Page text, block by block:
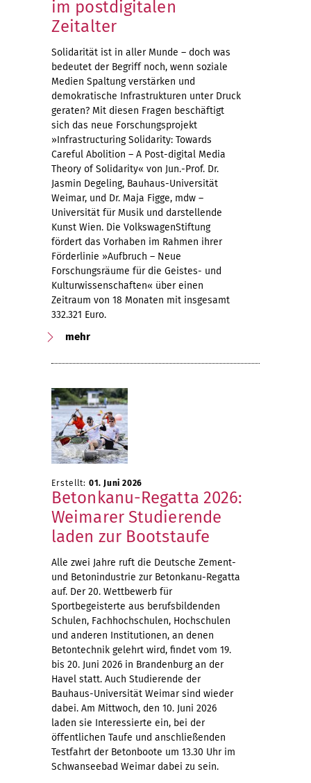
im postdigitalen
Zeitalter
Solidarität ist in aller Munde – doch was
bedeutet der Begriff noch, wenn soziale
Medien Spaltung verstärken und
demokratische Infrastrukturen unter Druck
geraten? Mit diesen Fragen beschäftigt
sich das neue Forschungsprojekt
»Infrastructuring Solidarity: Towards
Careful Abolition – A Post-digital Media
Theory of Solidarity« von Jun.-Prof. Dr.
Jasmin Degeling, Bauhaus-Universität
Weimar, und Dr. Maja Figge, mdw –
Universität für Musik und darstellende
Kunst Wien. Die VolkswagenStiftung
fördert das Vorhaben im Rahmen ihrer
Förderlinie »Aufbruch – Neue
Forschungsräume für die Geistes- und
Kulturwissenschaften« über einen
Zeitraum von 18 Monaten mit insgesamt
332.321 Euro.
mehr
Erstellt: 01. Juni 2026
Betonkanu-Regatta 2026:
Weimarer Studierende
laden zur Bootstaufe
Alle zwei Jahre ruft die Deutsche Zement-
und Betonindustrie zur Betonkanu-Regatta
auf. Der 20. Wettbewerb für
Sportbegeisterte aus berufsbildenden
Schulen, Fachhochschulen, Hochschulen
und anderen Institutionen, an denen
Betontechnik gelehrt wird, findet vom 19.
bis 20. Juni 2026 in Brandenburg an der
Havel statt. Auch Studierende der
Bauhaus-Universität Weimar sind wieder
dabei. Am Mittwoch, den 10. Juni 2026
laden sie Interessierte ein, bei der
öffentlichen Taufe und anschließenden
Testfahrt der Betonboote um 13.30 Uhr im
Schwanseebad Weimar dabei zu sein.